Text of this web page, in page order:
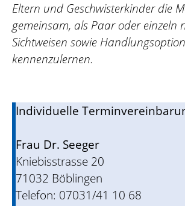
Eltern und Geschwisterkinder die
gemeinsam, als Paar oder einzeln
Sichtweisen sowie
kennenzulernen.
Individuelle
Frau Dr. Seeger
Kniebisstrasse 20
71032 Böblingen
Telefon: 07031/41 10 68